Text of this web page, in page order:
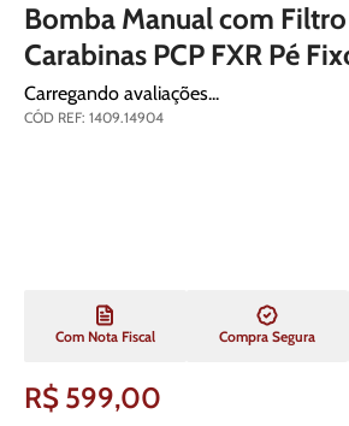
Bomba Manual com
Carabinas PCP FXR Pé
Carregando avaliações...
CÓD REF: 1409.14904
Com Nota Fiscal Compra Segura
R$ 599,00